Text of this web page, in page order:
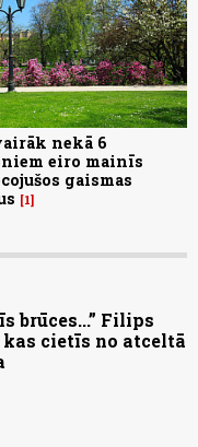
nekā 6
eiro mainīs
gaismas
1
brūces...” Filips
cietīs no atceltā